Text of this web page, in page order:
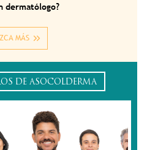
DE ASOCOLDERMA
dermatólogo?
MÁS